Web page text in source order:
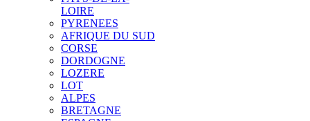
LOIRE
PYRENEES
AFRIQUE DU SUD
CORSE
DORDOGNE
LOZERE
LOT
ALPES
BRETAGNE